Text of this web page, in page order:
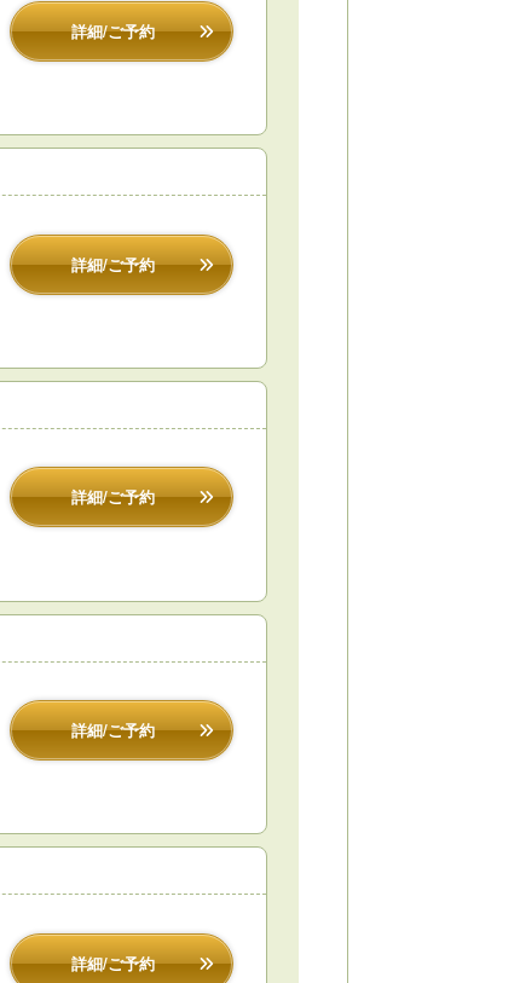
詳細/ご予約
詳細/ご予約
詳細/ご予約
詳細/ご予約
詳細/ご予約